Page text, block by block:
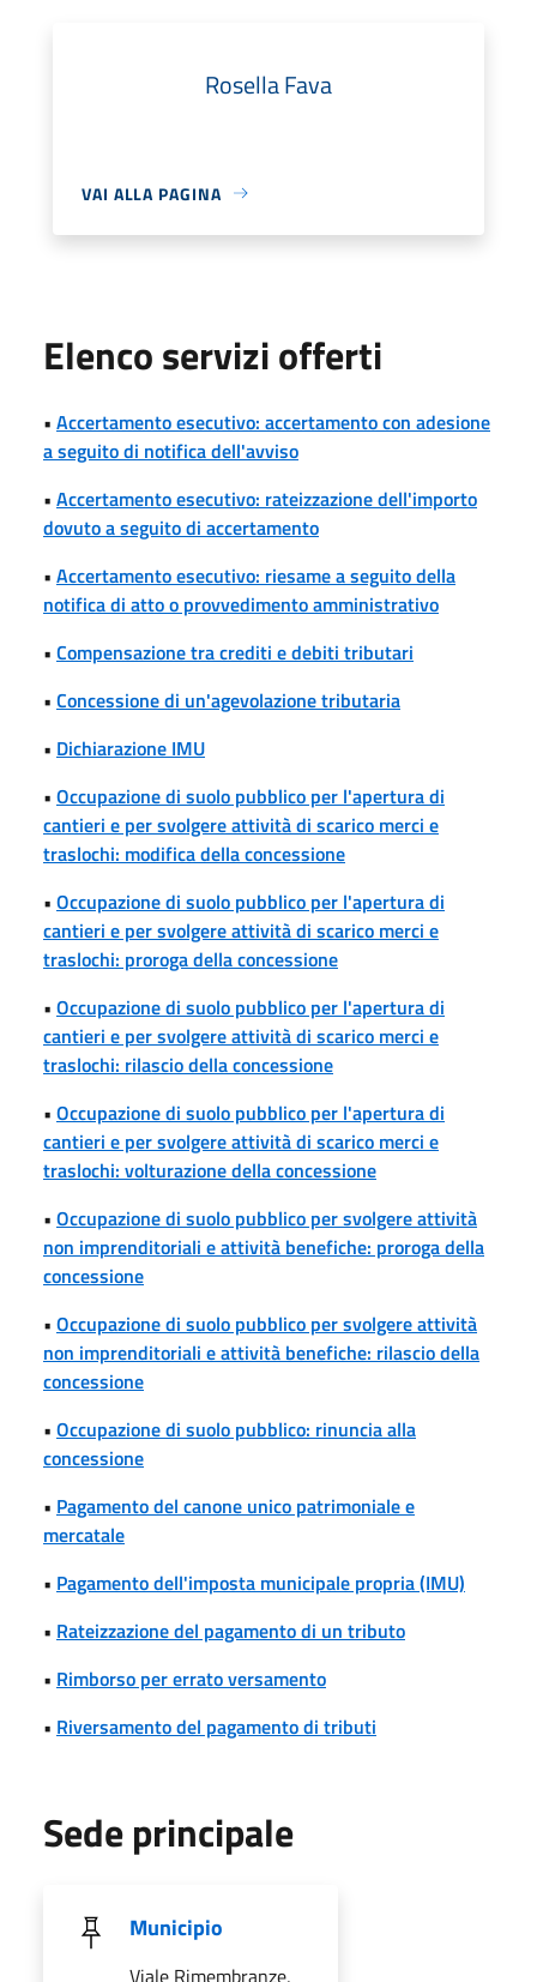
Rosella Fava
VAI ALLA PAGINA
Elenco servizi offerti
• Accertamento esecutivo: accertamento con adesione
a seguito di notifica dell'avviso
• Accertamento esecutivo: rateizzazione dell'importo
dovuto a seguito di accertamento
• Accertamento esecutivo: riesame a seguito della
notifica di atto o provvedimento amministrativo
• Compensazione tra crediti e debiti tributari
• Concessione di un'agevolazione tributaria
• Dichiarazione IMU
• Occupazione di suolo pubblico per l'apertura di
cantieri e per svolgere attività di scarico merci e
traslochi: modifica della concessione
• Occupazione di suolo pubblico per l'apertura di
cantieri e per svolgere attività di scarico merci e
traslochi: proroga della concessione
• Occupazione di suolo pubblico per l'apertura di
cantieri e per svolgere attività di scarico merci e
traslochi: rilascio della concessione
• Occupazione di suolo pubblico per l'apertura di
cantieri e per svolgere attività di scarico merci e
traslochi: volturazione della concessione
• Occupazione di suolo pubblico per svolgere attività
non imprenditoriali e attività benefiche: proroga della
concessione
• Occupazione di suolo pubblico per svolgere attività
non imprenditoriali e attività benefiche: rilascio della
concessione
• Occupazione di suolo pubblico: rinuncia alla
concessione
• Pagamento del canone unico patrimoniale e
mercatale
• Pagamento dell'imposta municipale propria (IMU)
• Rateizzazione del pagamento di un tributo
• Rimborso per errato versamento
• Riversamento del pagamento di tributi
Sede principale
Municipio
Viale Rimembranze,